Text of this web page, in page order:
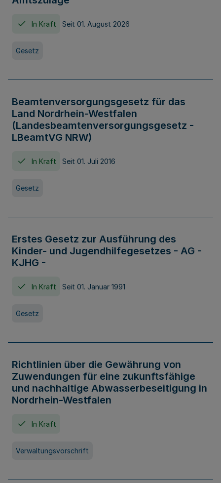
In Kraft Seit 01. August 2026
Gesetz
Beamtenversorgungsgesetz für das
Land Nordrhein-Westfalen
(Landesbeamtenversorgungsgesetz -
LBeamtVG NRW)
In Kraft Seit 01. Juli 2016
Gesetz
Erstes Gesetz zur Ausführung des
Kinder- und Jugendhilfegesetzes - AG -
KJHG -
In Kraft Seit 01. Januar 1991
Gesetz
Richtlinien über die Gewährung von
Zuwendungen für eine zukunftsfähige
und nachhaltige Abwasserbeseitigung in
Nordrhein-Westfalen
In Kraft
Verwaltungsvorschrift